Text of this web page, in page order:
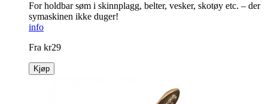
For holdbar søm i skinnplagg, belter, vesker, skotøy etc. – der
symaskinen ikke duger!
info
Fra kr29
Kjøp